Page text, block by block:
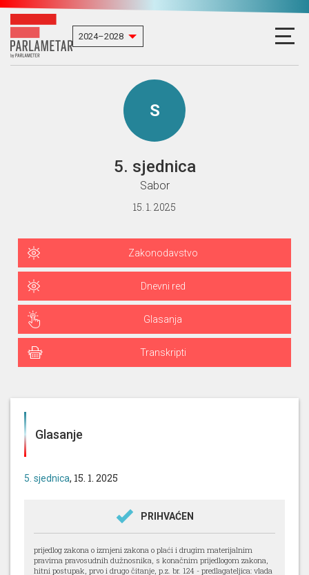
S
5. sjednica
Sabor
15. 1. 2025
Zakonodavstvo
Dnevni red
Glasanja
Transkripti
Glasanje
5. sjednica, 15. 1. 2025
PRIHVAĆEN
prijedlog zakona o izmjeni zakona o plaći i drugim materijalnim
pravima pravosudnih dužnosnika, s konačnim prijedlogom zakona,
hitni postupak, prvo i drugo čitanje, p.z. br. 124 - predlagateljica: vlada